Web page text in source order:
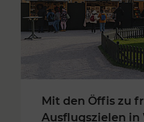
Mit den Öffis zu
Ausflugszielen in